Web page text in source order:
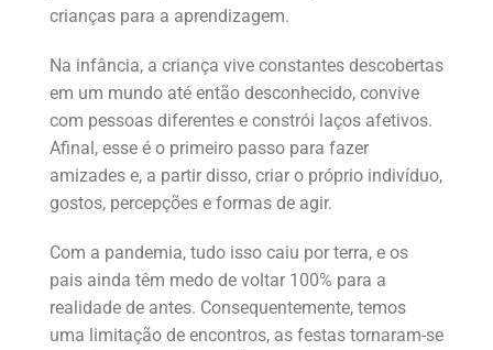
crianças para a aprendizagem.
Na infância, a criança vive constantes descobertas
em um mundo até então desconhecido, convive
com pessoas diferentes e constrói laços afetivos.
Afinal, esse é o primeiro passo para fazer
amizades e, a partir disso, criar o próprio indivíduo,
gostos, percepções e formas de agir.
Com a pandemia, tudo isso caiu por terra, e os
pais ainda têm medo de voltar 100% para a
realidade de antes. Consequentemente, temos
uma limitação de encontros, as festas tornaram-se